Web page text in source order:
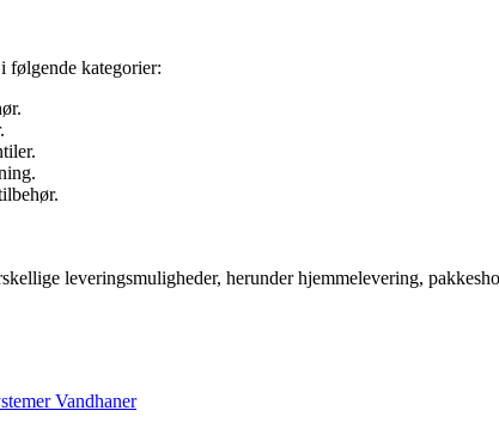
følgende kategorier:
leveringsmuligheder, herunder hjemmelevering,
Vandhaner